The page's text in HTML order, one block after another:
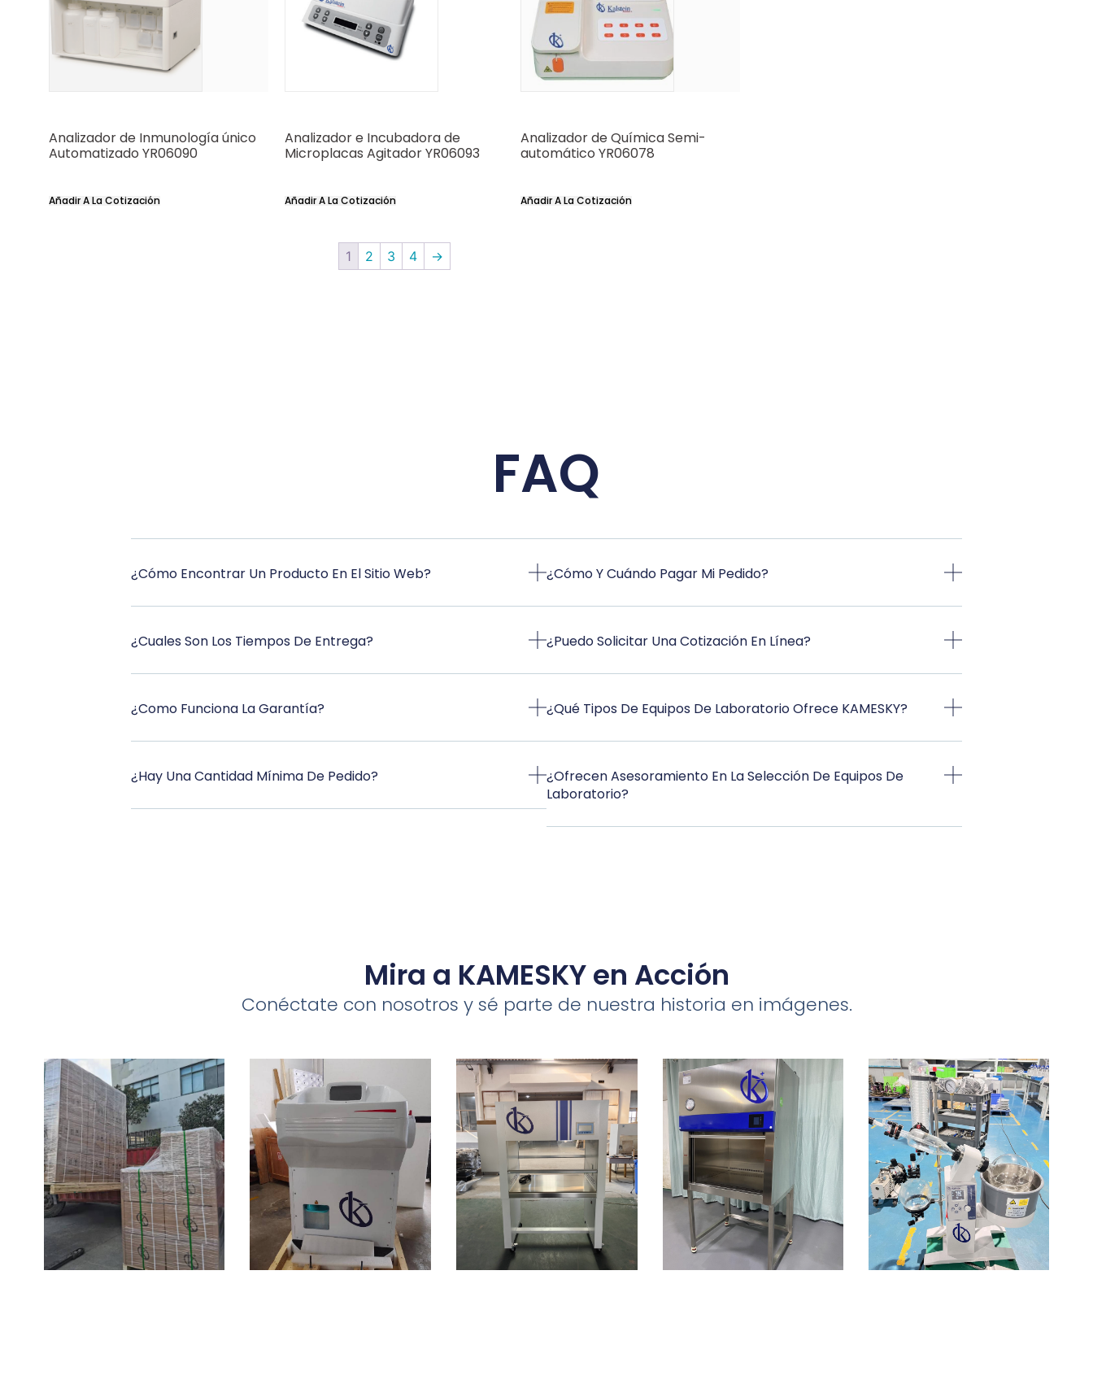
Analizador de Inmunología único
Automatizado YR06090
Añadir A La Cotización
Analizador e Incubadora de
Microplacas Agitador YR06093
Añadir A La Cotización
Analizador de Química Semi-
automático YR06078
Añadir A La Cotización
1 2 3 4 →
FAQ
¿Cómo Encontrar Un Producto En El Sitio Web?
¿Cuales Son Los Tiempos De Entrega?
¿Como Funciona La Garantía?
¿Hay Una Cantidad Mínima De Pedido?
¿Cómo Y Cuándo Pagar Mi Pedido?
¿Puedo Solicitar Una Cotización En Línea?
¿Qué Tipos De Equipos De Laboratorio Ofrece KAMESKY?
¿Ofrecen Asesoramiento En La Selección De Equipos De
Laboratorio?
Mira a KAMESKY en Acción
Conéctate con nosotros y sé parte de nuestra historia en imágenes.